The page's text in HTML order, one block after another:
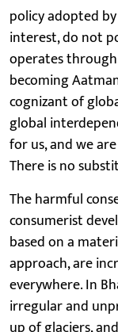
policy adopted
interest, do not
operates
becoming
cognizant of
global
for us, and we
There is no
The harmful
consumerist
based on a
approach, are
everywhere. In
irregular and